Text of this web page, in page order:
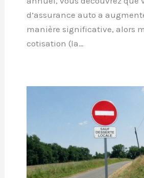
d’assurance auto a
manière significative, alors
cotisation (la…